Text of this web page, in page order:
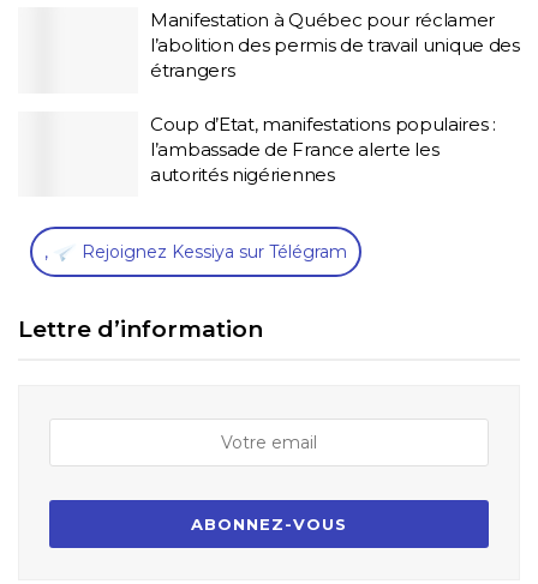
Manifestation à Québec pour réclamer
l’abolition des permis de travail unique des
étrangers
Coup d’Etat, manifestations populaires :
l’ambassade de France alerte les
autorités nigériennes
, Rejoignez Kessiya sur Télégram
Lettre d’information